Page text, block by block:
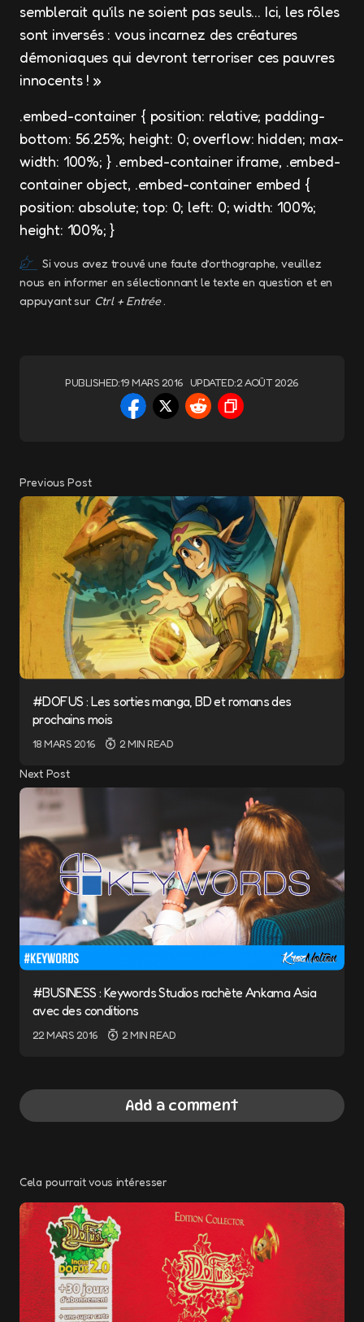
semblerait qu’ils ne soient pas seuls… Ici, les rôles
sont inversés : vous incarnez des créatures
démoniaques qui devront terroriser ces pauvres
innocents ! »
.embed-container { position: relative; padding-
bottom: 56.25%; height: 0; overflow: hidden; max-
width: 100%; } .embed-container iframe, .embed-
container object, .embed-container embed {
position: absolute; top: 0; left: 0; width: 100%;
height: 100%; }
Si vous avez trouvé une faute d’orthographe, veuillez
nous en informer en sélectionnant le texte en question et en
appuyant sur Ctrl + Entrée.
PUBLISHED:19 MARS 2016 UPDATED:2 AOÛT 2026
Previous Post
#DOFUS : Les sorties manga, BD et romans des
prochains mois
18 MARS 2016 2 MIN READ
Next Post
#BUSINESS : Keywords Studios rachète Ankama Asia
avec des conditions
22 MARS 2016 2 MIN READ
Add a comment
Votre adresse e-mail ne sera pas publiée.
Les champs obligatoires sont indiqués avec
*
Message*
Cela pourrait vous intéresser